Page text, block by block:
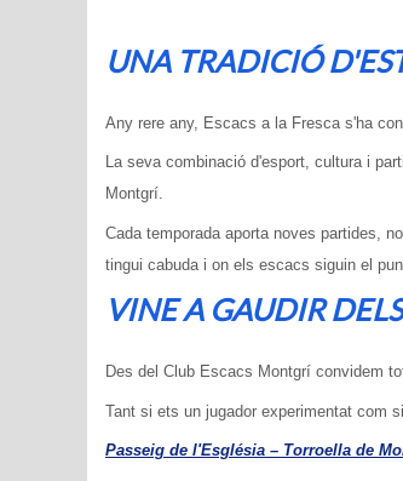
UNA TRADICIÓ
Any rere any, Escacs a la Fresca s'ha
La seva combinació d'esport, cultura i
Montgrí.
Cada temporada aporta noves partides,
tingui cabuda i on els escacs siguin el
VINE A GAUDIR
Des del Club Escacs Montgrí convidem
Tant si ets un jugador experimentat com
Passeig de l'Església – Torroella de